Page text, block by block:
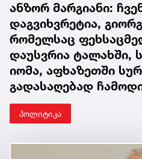
ანზორ მარგიანი:
დაგვიხვრეტია,
რომელსაც
დაუსვრია ტალახში,
იომა, აფხაზეთში
გადასაღებად
პოლიტიკა